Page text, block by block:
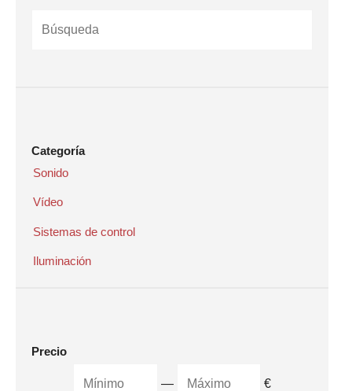
Categoría
Sonido
Vídeo
Sistemas de control
Iluminación
Precio
— €